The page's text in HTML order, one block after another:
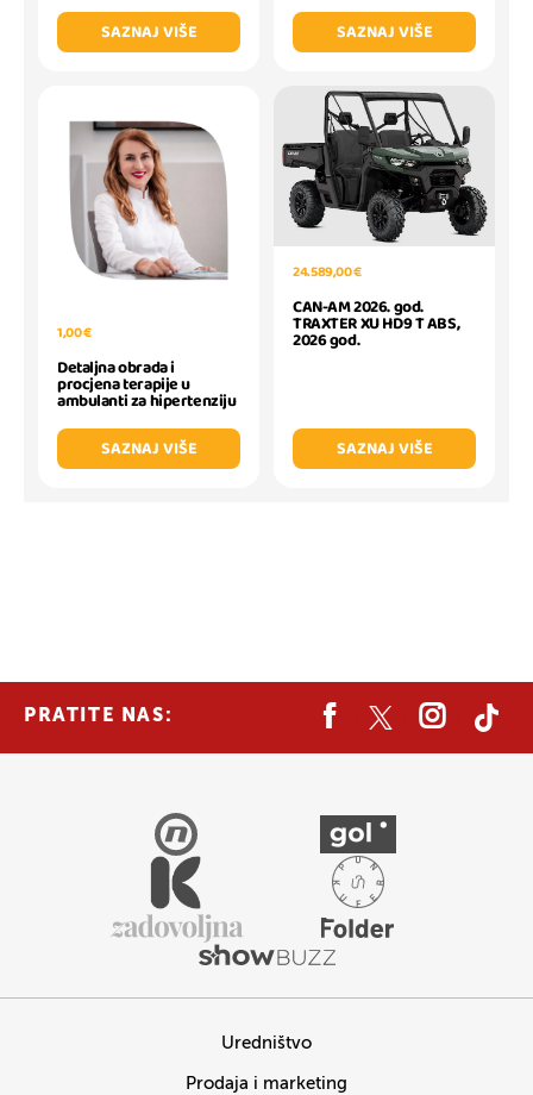
SAZNAJ VIŠE
SAZNAJ VIŠE
1,00 €
Detaljna obrada i
procjena terapije u
ambulanti za hipertenziju
SAZNAJ VIŠE
24.589,00 €
CAN-AM 2026. god.
TRAXTER XU HD9 T ABS,
2026 god.
SAZNAJ VIŠE
PRATITE NAS:
Uredništvo
Prodaja i marketing